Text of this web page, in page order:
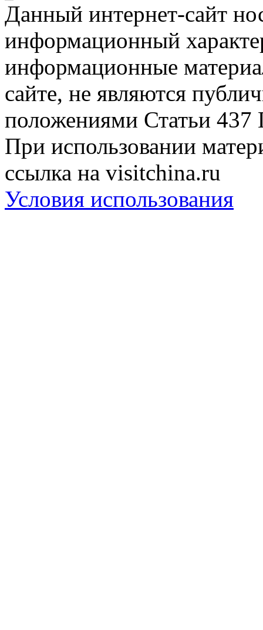
Данный интернет-сайт
информационный
информационные
сайте, не являются
положениями Статьи 437
При использовании
ссылка на visitchina.ru
Условия использования